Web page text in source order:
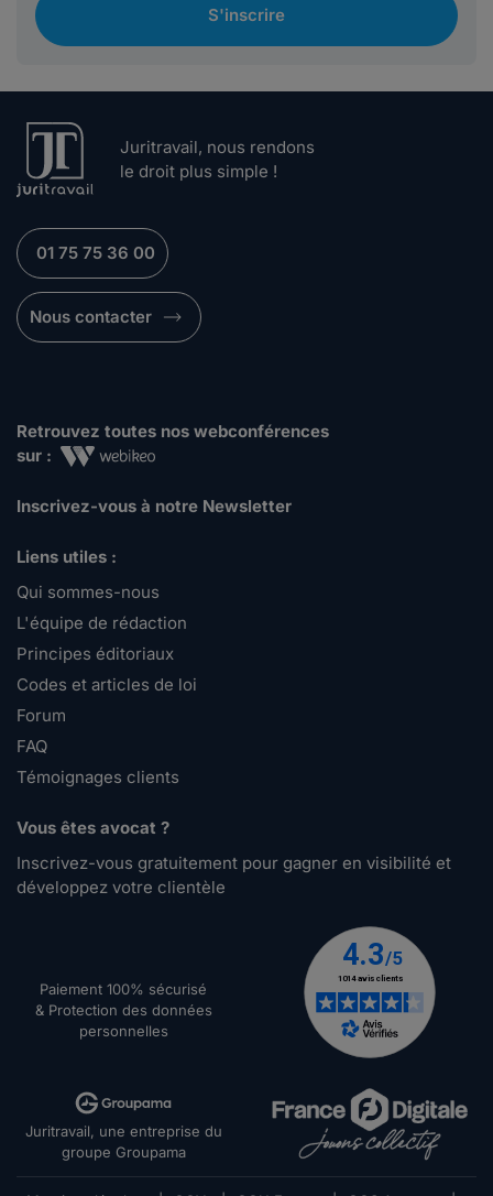
S'inscrire
Juritravail, nous rendons
le droit plus simple !
01 75 75 36 00
Nous contacter
Retrouvez toutes nos webconférences
sur :
Inscrivez-vous à notre Newsletter
Liens utiles :
Qui sommes-nous
L'équipe de rédaction
Principes éditoriaux
Codes et articles de loi
Forum
FAQ
Témoignages clients
Vous êtes avocat ?
Inscrivez-vous gratuitement pour gagner en visibilité et
développez votre clientèle
Paiement 100% sécurisé
& Protection des données
personnelles
Juritravail, une entreprise du
groupe Groupama